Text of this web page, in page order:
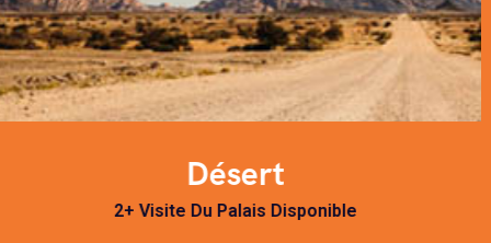
Plonger sous l'eau
4+ Visite Du Palais Disponible